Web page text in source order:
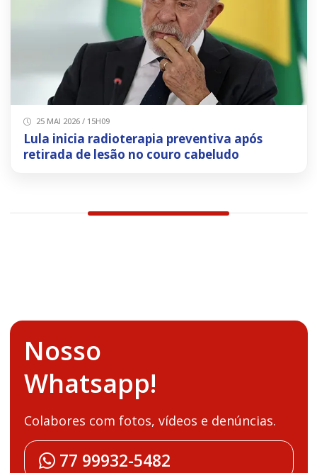
25 MAI 2026 / 15H09
Lula inicia radioterapia preventiva após
retirada de lesão no couro cabeludo
Nosso
Whatsapp!
Colabores com fotos, vídeos e denúncias.
77 99932-5482